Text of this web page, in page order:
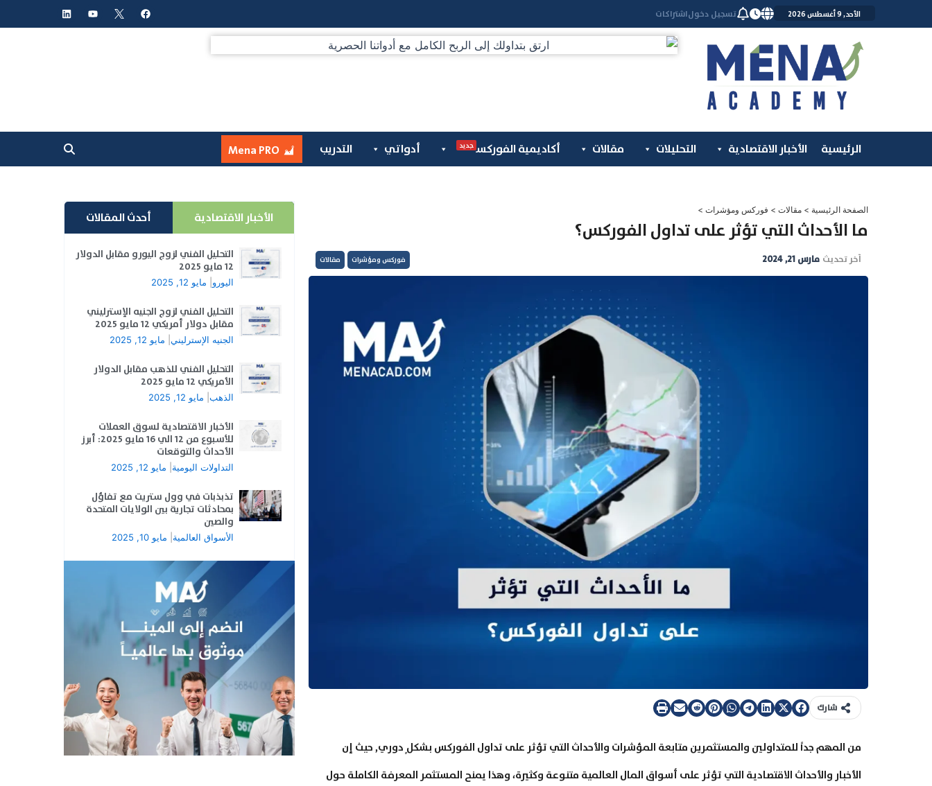
إلى
الأحد, 9 أغسطس 2026 تسجيل دخولاشتراكات
F
a
c
Y
o
u
L
i
n
الرئيسية الأخبار الاقتصادية التحليلات مقالات أكاديمية الفوركس جديد أدواتي التدريب Mena PRO
الصفحة الرئيسية > مقالات > فوركس ومؤشرات >
ما الأحداث التي تؤثر على تداول الفوركس؟
آخر تحديث مارس 21, 2024 فوركس ومؤشرات مقالات
شارك
من المهم جداً للمتداولين والمستثمرين متابعة المؤشرات والأحداث التي تؤثر على تداول الفوركس بشكلٍ دوري, حيث إن
الأخبار والأحداث الاقتصادية التي تؤثر على أسواق المال العالمية متنوعة وكثيرة، وهذا يمنح المستثمر المعرفة الكاملة حول
الأخبار الاقتصادية أحدث المقالات
التحليل الفني لزوج اليورو مقابل الدولار
12 مايو 2025
اليورو مايو 12, 2025
التحليل الفني لزوج الجنيه الإسترليني
مقابل دولار أمريكي 12 مايو 2025
الجنيه الإسترليني مايو 12, 2025
التحليل الفني للذهب مقابل الدولار
الأمريكي 12 مايو 2025
الذهب مايو 12, 2025
الأخبار الاقتصادية لسوق العملات
للأسبوع من 12 الي 16 مايو 2025: أبرز
الأحداث والتوقعات
التداولات اليومية مايو 12, 2025
تذبذبات في وول ستريت مع تفاؤل
بمحادثات تجارية بين الولايات المتحدة
والصين
الأسواق العالمية مايو 10, 2025